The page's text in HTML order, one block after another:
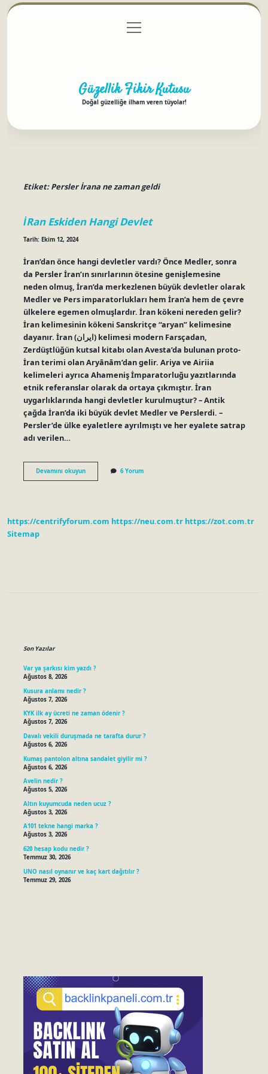
Gizlilik Politikası
menüyü
aç
Güzellik Fikir Kutusu
Doğal güzelliğe ilham veren tüyolar!
Etiket:Persler İrana ne zaman geldi
İRan Eskiden Hangi Devlet
Tarih: Ekim 12, 2024
İran’dan önce hangi devletler vardı? Önce Medler, sonra
da Persler İran’ın sınırlarının ötesine genişlemesine
neden olmuş, İran’da merkezlenen büyük devletler olarak
Medler ve Pers imparatorlukları hem İran’a hem de çevre
ülkelere egemen olmuşlardır. İran kökeni nereden gelir?
İran kelimesinin kökeni Sanskritçe “aryan” kelimesine
dayanır. İran (ایران) kelimesi modern Farsçadan,
Zerdüştlüğün kutsal kitabı olan Avesta’da bulunan proto-
İran terimi olan Aryānām’dan gelir. Ariya ve Airiia
kelimeleri ayrıca Ahameniş İmparatorluğu yazıtlarında
etnik referanslar olarak da ortaya çıkmıştır. İran
uygarlıklarında hangi devletler kurulmuştur? – Antik
çağda İran’da iki büyük devlet Medler ve Perslerdi. –
Persler’de ülke eyaletlere ayrılmıştı ve her eyalete satrap
adı verilen…
Devamını okuyunİRan
Eskiden
6 Yorum
https://centrifyforum.com https://neu.com.tr https://zot.com.tr
Sitemap
Son Yazılar
Var ya şarkısı kim yazdı ?
Ağustos 8, 2026
Kusura anlamı nedir ?
Ağustos 7, 2026
KYK ilk ay ücreti ne zaman ödenir ?
Ağustos 7, 2026
Davalı vekili duruşmada ne tarafta durur ?
Ağustos 6, 2026
Kumaş pantolon altına sandalet giyilir mi ?
Ağustos 6, 2026
Avelin nedir ?
Ağustos 5, 2026
Altın kuyumcuda neden ucuz ?
Ağustos 3, 2026
A101 tekne hangi marka ?
Ağustos 3, 2026
620 hesap kodu nedir ?
Temmuz 30, 2026
UNO nasıl oynanır ve kaç kart dağıtılır ?
Temmuz 29, 2026